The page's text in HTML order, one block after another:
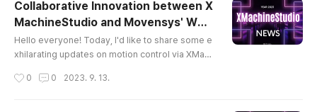
성: PLC의 프로토콜과 PC의 제어 소프트웨어 간의 호환
성을 확인해야 합니다. OPC 서버와 같은 중간 소프트웨어
를 사용하여 통신을 원활하게 할 수 있습니다. 응답 시간: P
C 제어 시스템은 일반적으로 PLC보다 높은 운영 체제 오
고려해야 합니다. 안정성: PLC는 일반적으로 고장률이 낮
Collaborative Innovation between X
MachineStudio and Movensys' WMX
3 SDK: Exciting News on DIO & Moto
r Control Driver Development!
Hello everyone! Today, I'd like to share some e
xhilarating updates on motion control via XMach
3. Built upon a proprietary technological archite
0 0 2023. 9. 13.